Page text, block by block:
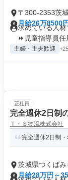
〒300-2353茨
月給26万8500
求めている人
⏩児童指導員任
主婦・主夫歓迎
正社員
完全週休2日制
Ｔ・Ｓ物流株式会社
完全週休2日制
茨城県つくば
月給28万円～